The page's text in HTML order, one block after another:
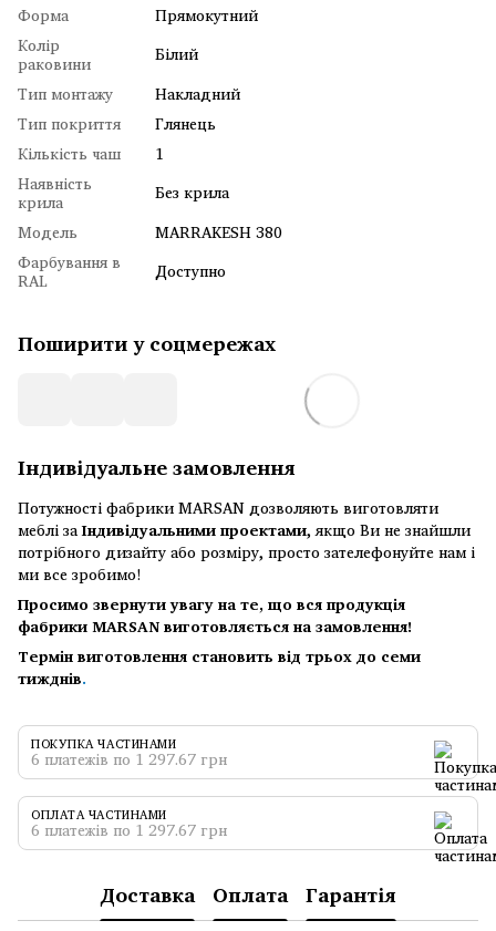
Форма
Прямокутний
Колір
раковини
Білий
Тип монтажу
Накладний
Тип покриття
Глянець
Кількість чаш
1
Наявність
крила
Без крила
Модель
MARRAKESH 380
Фарбування в
RAL Доступно
Поширити у соцмережах
Індивідуальне замовлення
Потужності фабрики MARSAN дозволяють виготовляти
меблі заІндивідуальними проектами, якщо Ви не знайшли
потрібного дизайту або розміру, просто зателефонуйте нам і
ми все зробимо!
Просимо звернути увагу на те, що вся продукція
фабрики MARSAN виготовляється на замовлення!
Термін виготовлення становить від трьох до семи
тижднів.
ПОКУПКА ЧАСТИНАМИ
6 платежів по 1 297.67 грн
ОПЛАТА ЧАСТИНАМИ
6 платежів по 1 297.67 грн
Доставка Оплата Гарантія